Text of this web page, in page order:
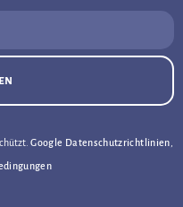
Google Datenschutzrichtlinien